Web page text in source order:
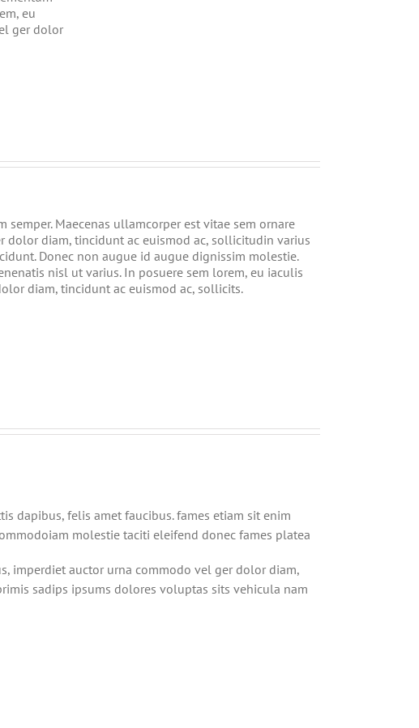
eu
ger dolor
Maecenas ullamcorper est vitae sem ornare
dolor diam, tincidunt ac euismod ac, sollicitudin varius
Donec non augue id augue dignissim molestie.
nisl ut varius. In posuere sem lorem, eu iaculis
diam, tincidunt ac euismod ac, sollicits.
dapibus, felis amet faucibus. fames etiam sit enim
molestie taciti eleifend donec fames platea
imperdiet auctor urna commodo vel ger dolor diam,
sadips ipsums dolores voluptas sits vehicula nam